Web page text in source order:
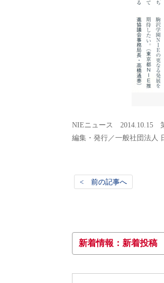
NIEニュース 2014.10.15
編集・発行／一般社団法人
< 前の記事へ
新着情報：新着投稿